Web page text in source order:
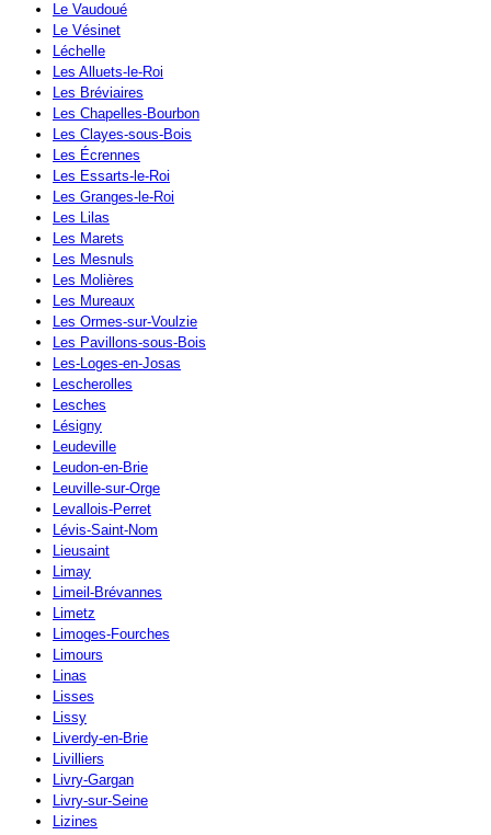
Le Vaudoué
Le Vésinet
Léchelle
Les Alluets-le-Roi
Les Bréviaires
Les Chapelles-Bourbon
Les Clayes-sous-Bois
Les Écrennes
Les Essarts-le-Roi
Les Granges-le-Roi
Les Lilas
Les Marets
Les Mesnuls
Les Molières
Les Mureaux
Les Ormes-sur-Voulzie
Les Pavillons-sous-Bois
Les-Loges-en-Josas
Lescherolles
Lesches
Lésigny
Leudeville
Leudon-en-Brie
Leuville-sur-Orge
Levallois-Perret
Lévis-Saint-Nom
Lieusaint
Limay
Limeil-Brévannes
Limetz
Limoges-Fourches
Limours
Linas
Lisses
Lissy
Liverdy-en-Brie
Livilliers
Livry-Gargan
Livry-sur-Seine
Lizines